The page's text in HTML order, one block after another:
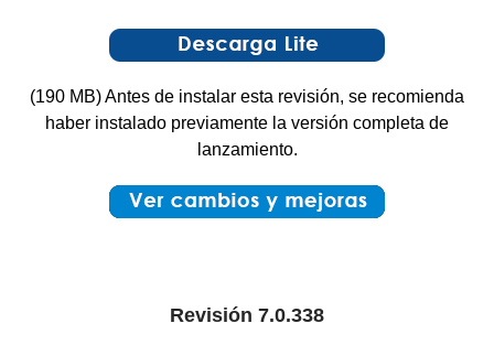
(190 MB) Antes de instalar esta revisión, se recomienda
haber instalado previamente la versión completa de
lanzamiento.
Revisión 7.0.338